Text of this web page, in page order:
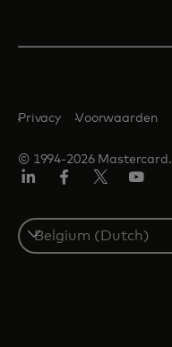
© 1994-2026 Mastercard.
Privacy Voorwaarden
Select
a
country